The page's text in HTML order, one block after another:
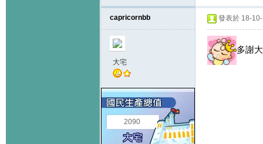
capricornbb
大宅
2090
發表於 18-
多謝